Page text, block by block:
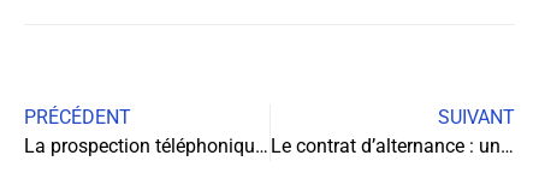
PRÉCÉDENT
La prospection téléphonique et les logiciels de phoning : un duo gagnant pour les entreprises
SUIVANT
Le contrat d’alternance : un dispositif gagnant-gagnant pour les entreprises et les étudiants